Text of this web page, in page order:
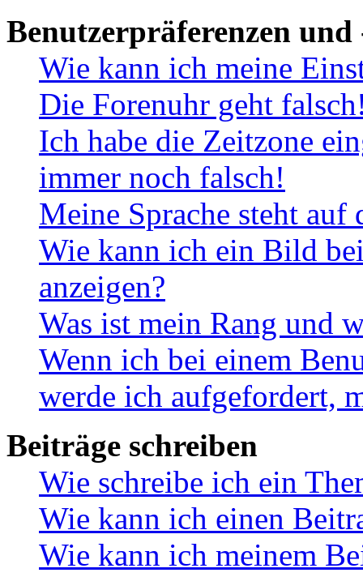
Benutzerpräferenzen und
Wie kann ich meine
Die Forenuhr geht
Ich habe die Zeitzone
immer noch falsch!
Meine Sprache steht
Wie kann ich ein Bild
anzeigen?
Was ist mein Rang und
Wenn ich bei einem
werde ich aufgefordert,
Beiträge schreiben
Wie schreibe ich ein
Wie kann ich einen
Wie kann ich meinem